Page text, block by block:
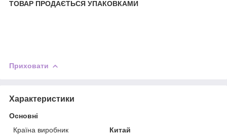
ТОВАР ПРОДАЄТЬСЯ УПАКОВКАМИ
Приховати
Характеристики
Основні
Країна виробник
Китай